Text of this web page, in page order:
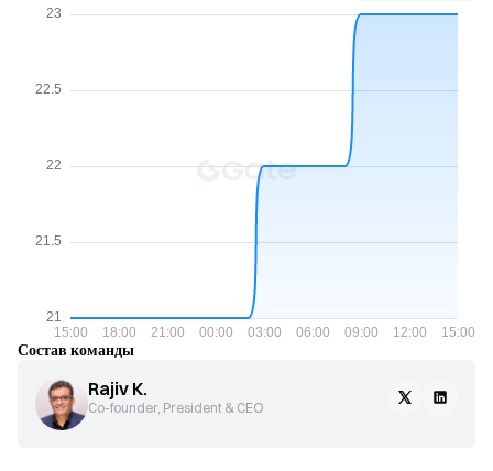
Состав команды
Rajiv K.
Co-founder, President & CEO